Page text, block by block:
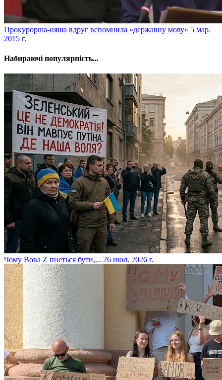
Прокурорша-няша вдруг вспомнила «державну мову» 5 мар.
2015 г.
Набираючі популярність...
​Чому Вова Z пнеться бути,... 26 июл. 2026 г.